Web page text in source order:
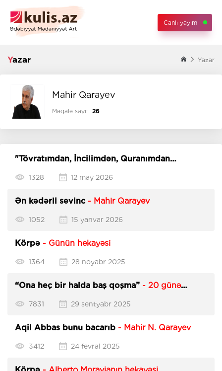
Canlı yayım
Yazar Yazar
Mahir Qarayev
Məqalə sayı: 26
"Tövratımdan, İncilimdən, Quranımdan
1328 12 may 2026
Ən kədərli sevinc - Mahir Qarayev
1052 15 yanvar 2026
Körpə - Günün hekayəsi
1364 28 noyabr 2025
“Ona heç bir halda baş qoşma” - 20 günə
7831 29 sentyabr 2025
Aqil Abbas bunu bacarıb - Mahir N. Qarayev
3412 24 fevral 2025